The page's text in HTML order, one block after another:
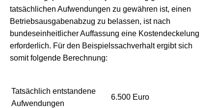
tatsächlichen Aufwendungen zu gewähren ist, einen
Betriebsausgabenabzug zu belassen, ist nach
bundeseinheitlicher Auffassung eine Kostendeckelung
erforderlich. Für den Beispielssachverhalt ergibt sich
somit folgende Berechnung:
Tatsächlich entstandene
Aufwendungen
6.500 Euro